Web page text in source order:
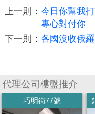
上一則： 今日你幫我
專心對付你
下一則： 各國沒收俄
代理公司樓盤推介
巧明街77號